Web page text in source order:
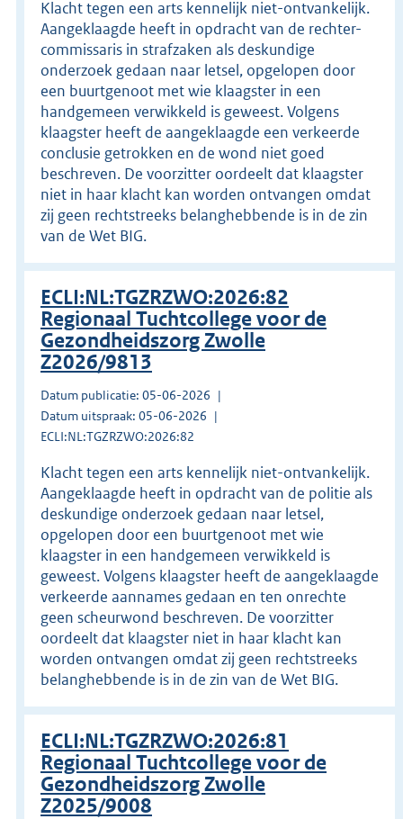
Klacht tegen een arts kennelijk niet-ontvankelijk.
Aangeklaagde heeft in opdracht van de rechter-
commissaris in strafzaken als deskundige
onderzoek gedaan naar letsel, opgelopen door
een buurtgenoot met wie klaagster in een
handgemeen verwikkeld is geweest. Volgens
klaagster heeft de aangeklaagde een verkeerde
conclusie getrokken en de wond niet goed
beschreven. De voorzitter oordeelt dat klaagster
niet in haar klacht kan worden ontvangen omdat
zij geen rechtstreeks belanghebbende is in de zin
van de Wet BIG.
ECLI:NL:TGZRZWO:2026:82
Regionaal Tuchtcollege voor de
Gezondheidszorg Zwolle
Z2026/9813
Datum publicatie: 05-06-2026
Datum uitspraak: 05-06-2026
ECLI:NL:TGZRZWO:2026:82
Klacht tegen een arts kennelijk niet-ontvankelijk.
Aangeklaagde heeft in opdracht van de politie als
deskundige onderzoek gedaan naar letsel,
opgelopen door een buurtgenoot met wie
klaagster in een handgemeen verwikkeld is
geweest. Volgens klaagster heeft de aangeklaagde
verkeerde aannames gedaan en ten onrechte
geen scheurwond beschreven. De voorzitter
oordeelt dat klaagster niet in haar klacht kan
worden ontvangen omdat zij geen rechtstreeks
belanghebbende is in de zin van de Wet BIG.
ECLI:NL:TGZRZWO:2026:81
Regionaal Tuchtcollege voor de
Gezondheidszorg Zwolle
Z2025/9008